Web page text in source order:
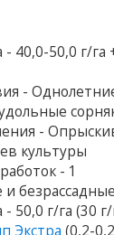
40,0-50,0 г/га
-
-
культуры
- 1
безрассадные
50,0 г/га (30 г/
Экстра (0,2-